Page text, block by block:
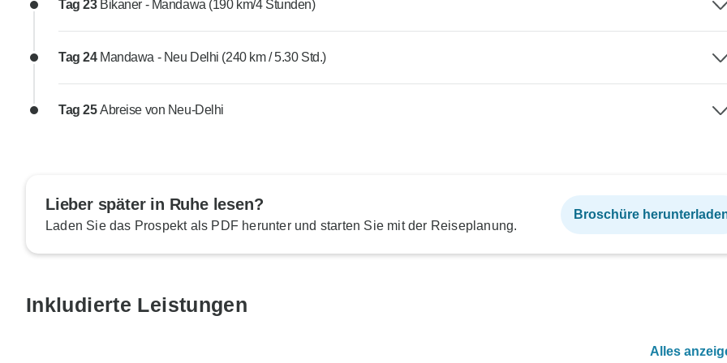
Tag 23 Bikaner - Mandawa (190 km/4 Stunden)
Tag 24 Mandawa - Neu Delhi (240 km / 5.30 Std.)
Tag 25Abreise von Neu-Delhi
Lieber später in Ruhe lesen?
Laden Sie das Prospekt als PDF herunter und starten Sie mit der Reiseplanung.
Broschüre
Inkludierte Leistungen
Alles